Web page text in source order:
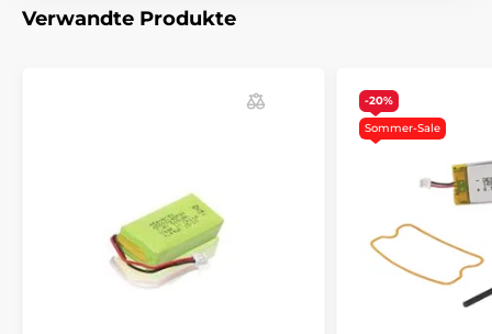
Verwandte Produkte
-20%
Sommer-Sale